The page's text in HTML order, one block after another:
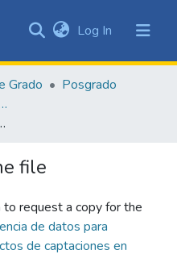
Log In (current)
Grado
Posgrado
de Datos
de captaciones en entidad bancaria
file
request a copy for the
de datos para
de captaciones en